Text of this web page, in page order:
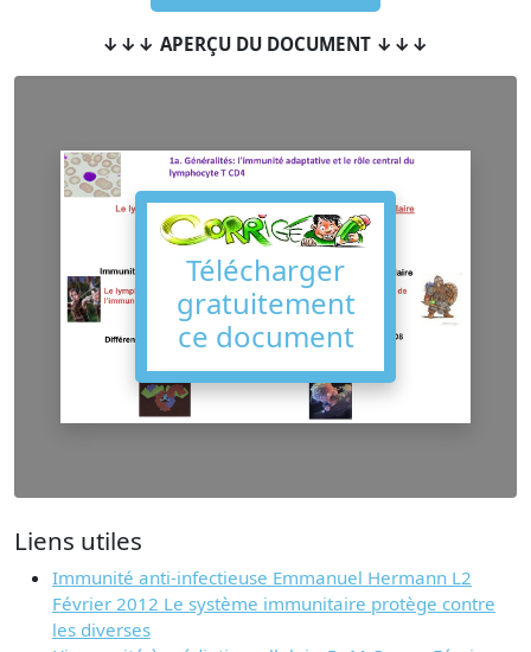
↓↓↓ APERÇU DU DOCUMENT ↓↓↓
Télécharger
gratuitement
ce document
Liens utiles
Immunité anti-infectieuse Emmanuel Hermann L2
Février 2012 Le système immunitaire protège contre
les diverses